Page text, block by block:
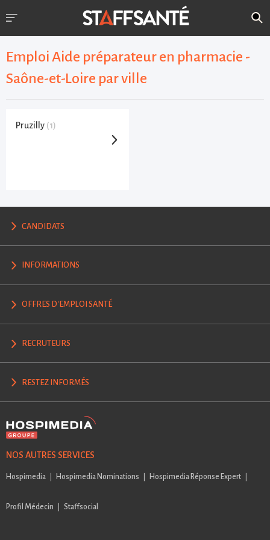
Emploi Aide préparateur en pharmacie -
Saône-et-Loire par ville
Pruzilly (1)
CANDIDATS
INFORMATIONS
OFFRES D'EMPLOI SANTÉ
RECRUTEURS
RESTEZ INFORMÉS
NOS AUTRES SERVICES
Hospimedia Hospimedia Nominations Hospimedia Réponse Expert
Profil Médecin Staffsocial